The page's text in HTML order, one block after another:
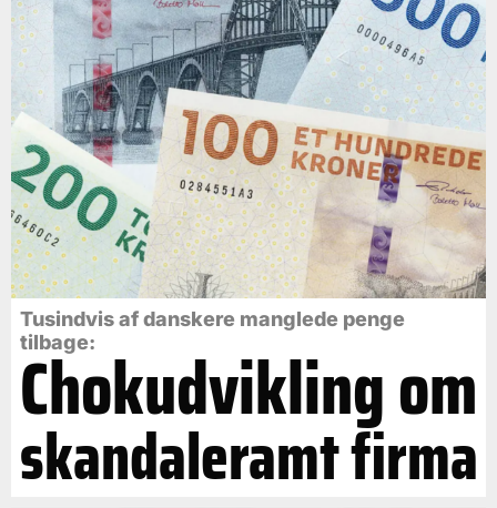
Tusindvis af danskere manglede penge
tilbage:
Chokudvikling om
skandaleramt firma